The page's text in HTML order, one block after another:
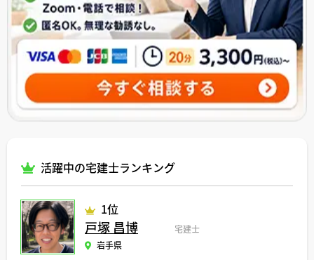
活躍中の宅建士ランキング
1位
戸塚 昌博
宅建士
岩手県